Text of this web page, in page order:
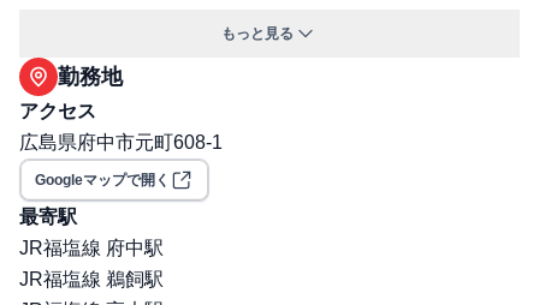
短時間勤務制度 ・寮、社宅家賃補助 ・単身赴任手当 ・赴
任準備金 ・宿泊施設、各種レジャー施設等の割引制度
（福利厚生倶楽部） ・定期健康診断 ・再雇用制度 ・制服
貸与
交通費支給: 有
社宅・寮あり
保険: 社会保険完備（健康保険・厚生年金・雇用保険・労
災保険）
もっと見る
勤務地
アクセス
広島県府中市元町608-1
Googleマップで開く
最寄駅
JR福塩線 府中駅
JR福塩線 鵜飼駅